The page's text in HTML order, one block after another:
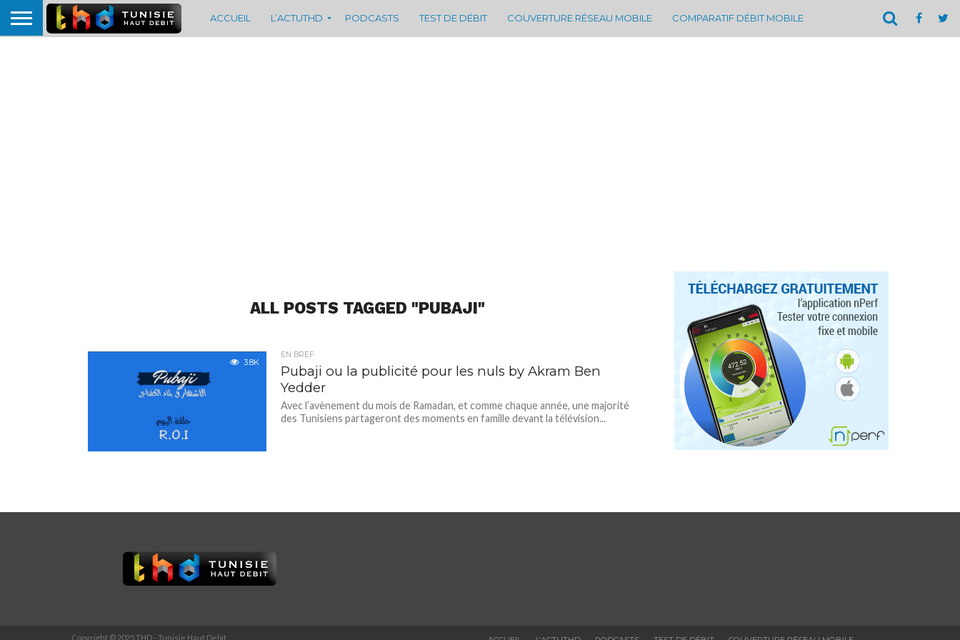
ACCUEIL L’ACTUTHD PODCASTS TEST DE DÉBIT COUVERTURE RÉSEAU MOBILE COMPARATIF DÉBIT MOBILE
ALL POSTS TAGGED "PUBAJI"
3.8K
EN BREF
Pubaji ou la publicité pour les nuls by Akram Ben
Yedder
Avec l’avènement du mois de Ramadan, et comme chaque année, une majorité
des Tunisiens partageront des moments en famille devant la télévision...
Copyright © 2025 THD - Tunisie Haut Debit.